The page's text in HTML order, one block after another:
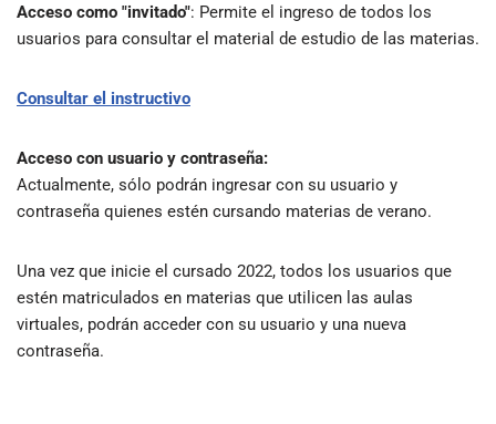
Acceso como "invitado": Permite el ingreso de todos los
usuarios para consultar el material de estudio de las materias.
Consultar el instructivo
Acceso con usuario y contraseña:
Actualmente, sólo podrán ingresar con su usuario y
contraseña quienes estén cursando materias de verano.
Una vez que inicie el cursado 2022, todos los usuarios que
estén matriculados en materias que utilicen las aulas
virtuales, podrán acceder con su usuario y una nueva
contraseña.